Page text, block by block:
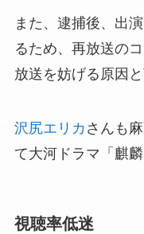
また、逮捕後、出
るため、再放送の
放送を妨げる原因
沢尻エリカ さんも
て大河ドラマ「麒
視聴率低迷